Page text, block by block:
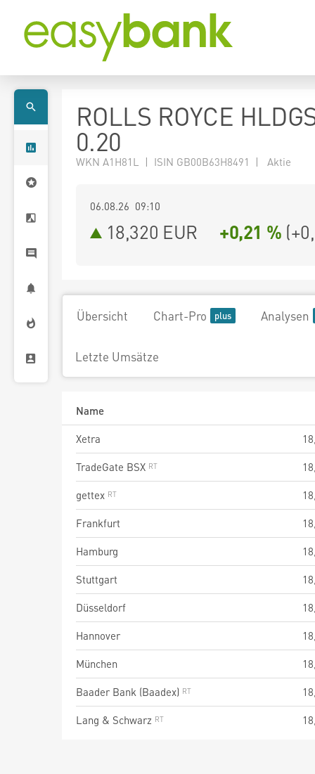
ROLLS ROYCE
0.20
WKN A1H81L | ISIN GB00B63H8491 | Aktie
06.08.26 09:10
18,320 EUR +0,21 % (
Übersicht Chart-Pro Analysen
Letzte Umsätze
Name
Xetra
TradeGate BSX
gettex
Frankfurt
Hamburg
Stuttgart
Düsseldorf
Hannover
München
Baader Bank (Baadex)
Lang & Schwarz